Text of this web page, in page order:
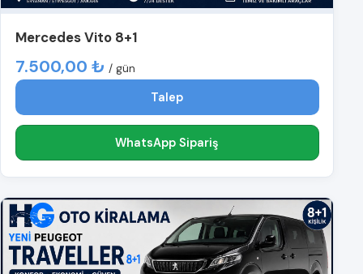
Mercedes Vito 8+1
7.500,00 ₺ / gün
Talep
WhatsApp Sipariş